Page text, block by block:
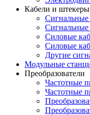
Кабели и
Сигнальные
Силовые
Силовые
Другие
Модульные
Преобразователи
Частотные
Частотные